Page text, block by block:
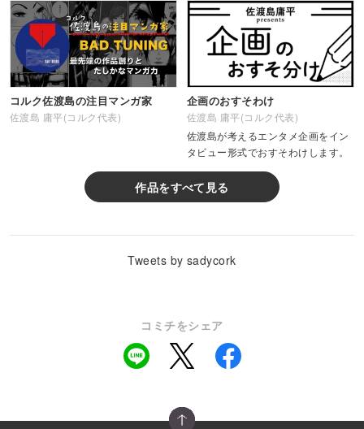
コルク佐渡島の注目マンガ家
佐渡島 庸平(コルク代表)
企画のおすそわけ
佐渡島 庸平(コルク代表)
佐渡島が考えるエンタメ企画をイン
タビュー形式でおすそわけします。
作品をすべて見る
Tweets by sadycork
コミチをシェア